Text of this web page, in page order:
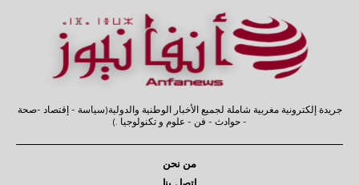
جريدة إلكترونية مغربية شاملة لجميع الأخبار الوطنية والدولية(سياسة - إقتصاد -صحة
- حوادث - فن - علوم و تكنولوجيا .)
من نحن